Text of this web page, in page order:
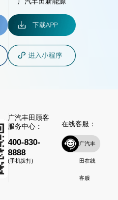
广汽丰田顾客
服务中心：
400-830-
8888
(手机拨打)
在线客服：
广汽丰
田在线
客服